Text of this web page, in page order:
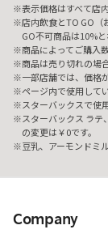
表示価格はすべて店
店内飲食とTO GO（
GO不可商品は10%と
商品によってご購入
商品は売り切れの場
一部店舗では、価格
ページ内で使用して
スターバックスで使
スターバックス ラ
の変更は￥0です。
豆乳、アーモンドミ
Company